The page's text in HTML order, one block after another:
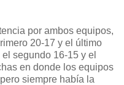
por ambos equipos,
20-17 y el último
segundo 16-15 y el
en donde los equipos
siempre había la